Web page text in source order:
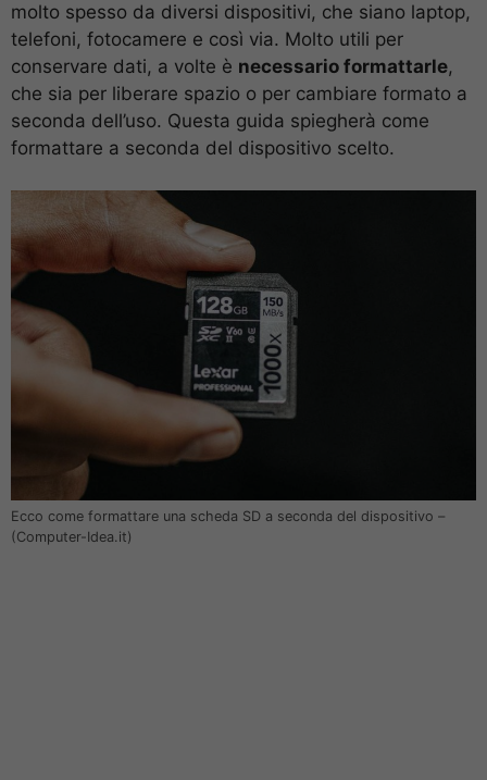
molto spesso da diversi dispositivi, che siano laptop,
telefoni, fotocamere e così via. Molto utili per
conservare dati, a volte è necessario formattarle,
che sia per liberare spazio o per cambiare formato a
seconda dell’uso. Questa guida spiegherà come
formattare a seconda del dispositivo scelto.
Ecco come formattare una scheda SD a seconda del dispositivo –
(Computer-Idea.it)